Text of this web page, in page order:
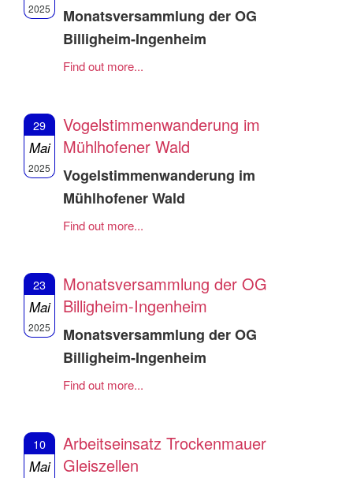
2025
Monatsversammlung der OG
Billigheim-Ingenheim
Find out more...
29
Mai
2025
Vogelstimmenwanderung im
Mühlhofener Wald
Vogelstimmenwanderung im
Mühlhofener Wald
Find out more...
23
Mai
2025
Monatsversammlung der OG
Billigheim-Ingenheim
Monatsversammlung der OG
Billigheim-Ingenheim
Find out more...
10
Mai
Arbeitseinsatz Trockenmauer
Gleiszellen